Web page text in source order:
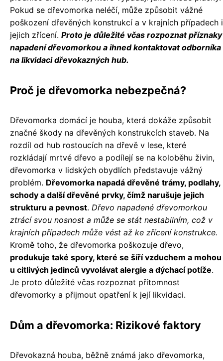
Pokud se dřevomorka neléčí, může způsobit vážné
poškození dřevěných konstrukcí a v krajních případech i
jejich zřícení. Proto je důležité včas rozpoznat příznaky
napadení dřevomorkou a ihned kontaktovat odborníka
na likvidaci dřevokazných hub.
Proč je dřevomorka nebezpečná?
Dřevomorka domácí je houba, která dokáže způsobit
značné škody na dřevěných konstrukcích staveb. Na
rozdíl od hub rostoucích na dřevě v lese, které
rozkládají mrtvé dřevo a podílejí se na koloběhu živin,
dřevomorka v lidských obydlích představuje vážný
problém. Dřevomorka napadá dřevěné trámy, podlahy,
schody a další dřevěné prvky, čímž narušuje jejich
strukturu a pevnost. Dřevo napadené dřevomorkou
ztrácí svou nosnost a může se stát nestabilním, což v
krajních případech může vést až ke zřícení konstrukce.
Kromě toho, že dřevomorka poškozuje dřevo,
produkuje také spory, které se šíří vzduchem a mohou
u citlivých jedinců vyvolávat alergie a dýchací potíže.
Je proto důležité včas rozpoznat přítomnost
dřevomorky a přijmout opatření k její likvidaci.
Dům a dřevomorka: Rizikové faktory
Dřevokazná houba, běžně známá jako dřevomorka,